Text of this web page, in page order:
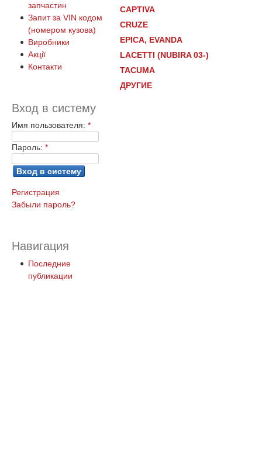
запчастин
Запит за VIN кодом
(номером кузова)
Виробники
Акції
Контакти
Вход в систему
Имя пользователя: *
Пароль: *
Регистрация
Забыли пароль?
Навигация
Последние
публикации
CAPTIVA
CRUZE
EPICA, EVANDA
LACETTI (NUBIRA 03-)
TACUMA
ДРУГИЕ